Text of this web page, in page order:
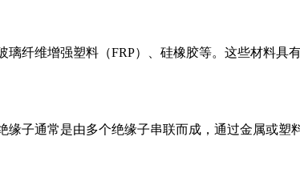
璃纤维增强塑料（FRP）、硅橡胶等。这些材料
缘子通常是由多个绝缘子串联而成，通过金属或